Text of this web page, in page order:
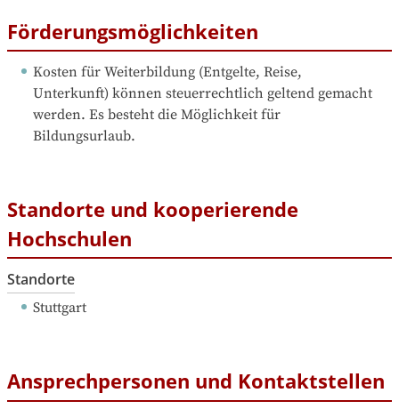
Förderungsmöglichkeiten
Kosten für Weiterbildung (Entgelte, Reise,
Unterkunft) können steuerrechtlich geltend gemacht
werden. Es besteht die Möglichkeit für
Bildungsurlaub.
Standorte und kooperierende
Hochschulen
Standorte
Stuttgart
Ansprechpersonen und Kontaktstellen